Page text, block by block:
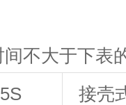
不大于下表
接壳